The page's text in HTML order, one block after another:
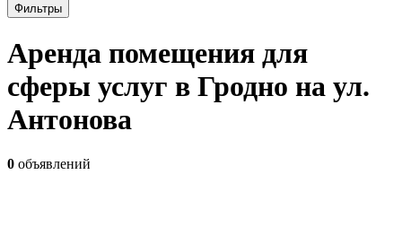
Фильтры
Аренда помещения для
сферы услуг в Гродно на ул.
Антонова
0 объявлений